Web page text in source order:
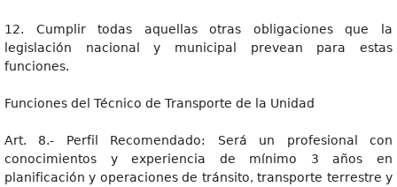
12. Cumplir todas aquellas otras obligaciones que la
legislación nacional y municipal prevean para estas
funciones.
Funciones del Técnico de Transporte de la Unidad
Art. 8.- Perfil Recomendado: Será un profesional con
conocimientos y experiencia de mínimo 3 años en
planificación y operaciones de tránsito, transporte terrestre y